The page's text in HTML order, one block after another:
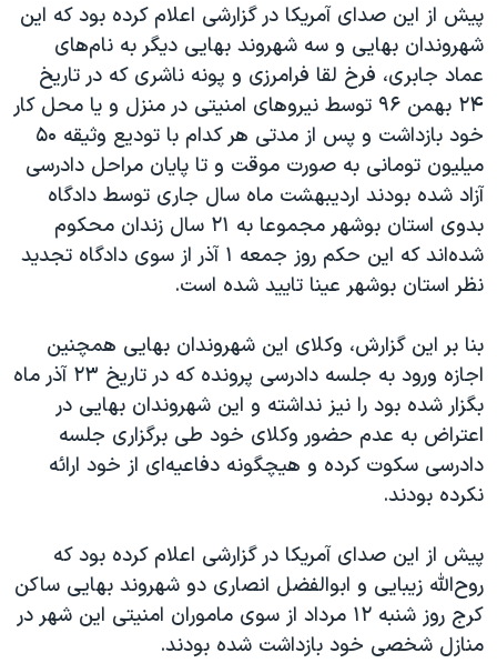
پیش از این صدای آمریکا در گزارشی اعلام کرده بود که این
شهروندان بهایی و سه شهروند بهایی دیگر به نام‌های
عماد جابری، فرخ لقا فرامرزی و پونه ناشری که در تاریخ
۲۴ بهمن ۹۶ توسط نیروهای امنیتی در منزل و یا محل کار
خود بازداشت و پس از مدتی هر کدام با تودیع وثیقه ۵۰
میلیون تومانی به صورت موقت و تا پایان مراحل دادرسی
آزاد شده بودند اردیبهشت ماه سال جاری توسط دادگاه
بدوی استان بوشهر مجموعا به ۲۱ سال زندان محکوم
شده‌اند که این حکم روز جمعه ۱ آذر از سوی دادگاه تجدید
نظر استان بوشهر عینا تایید شده است.
بنا بر این گزارش، وکلای این شهروندان بهایی همچنین
اجازه ورود به جلسه دادرسی پرونده که در تاریخ ۲۳ آذر ماه
بگزار شده بود را نیز نداشته و این شهروندان بهایی در
اعتراض به عدم حضور وکلای خود طی برگزاری جلسه
دادرسی سکوت کرده و هیچگونه دفاعیه‌ای از خود ارائه
نکرده بودند.
پیش از این صدای آمریکا در گزارشی اعلام کرده بود که
روح‌الله زیبایی و ابوالفضل انصاری دو شهروند بهایی ساکن
کرج روز شنبه ۱۲ مرداد از سوی ماموران امنیتی این شهر در
منازل شخصی خود بازداشت شده بودند.